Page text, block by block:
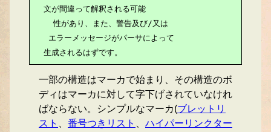
  文が間違って解釈される可能
    性があり、また、警告及び/又は
   エラーメッセージがパーサによって
  生成されるはずです。
一部の構造はマーカで始まり、その構造のボ
ディはマーカに対して字下げされていなけれ
ばならない。シンプルなマーカ(ブレットリ
スト
番号つきリスト
ハイパーリンクター